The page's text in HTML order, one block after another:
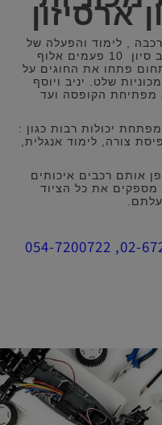
ארסיזון
, לימוד והפעלה של
מכוניות שלט רחוק בהצלחה רבה . יניב סיון 10 פעמים אלוף
פתחו את החוגים על
שלט. יניב ויוסף
מפתיחת הקופסה ועד
יכולות רבות כגון :
צורה, לימוד אנגלית,
אותם רכבים איכותים
מספקים את כל הציוד
לפרטים נוספים והרשמה : 02-6725858, 054-7200722